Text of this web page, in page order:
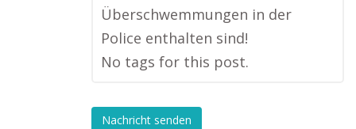
Überschwemmungen in der
Police enthalten sind!
No tags for this post.
Nachricht senden